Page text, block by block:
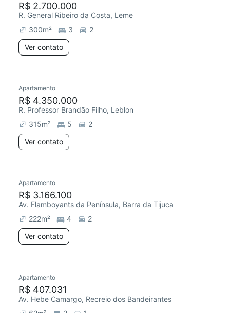
R$ 2.700.000
R. General Ribeiro da Costa, Leme
300m² 3
2
Ver contato
Apartamento
R$ 4.350.000
R. Professor Brandão Filho, Leblon
315m² 5
2
Ver contato
Apartamento
R$ 3.166.100
Av. Flamboyants da Península, Barra da Tijuca
222m² 4
2
Ver contato
Apartamento
R$ 407.031
Av. Hebe Camargo, Recreio dos Bandeirantes